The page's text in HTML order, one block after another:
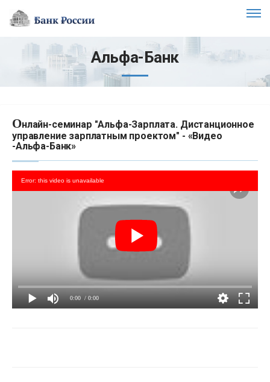
Альфа-Банк
Онлайн-семинар "Альфа-Зарплата. Дистанционное
управление зарплатным проектом" - «Видео
-Альфа-Банк»
0:00 / 0:00
Error: this video is unavailable